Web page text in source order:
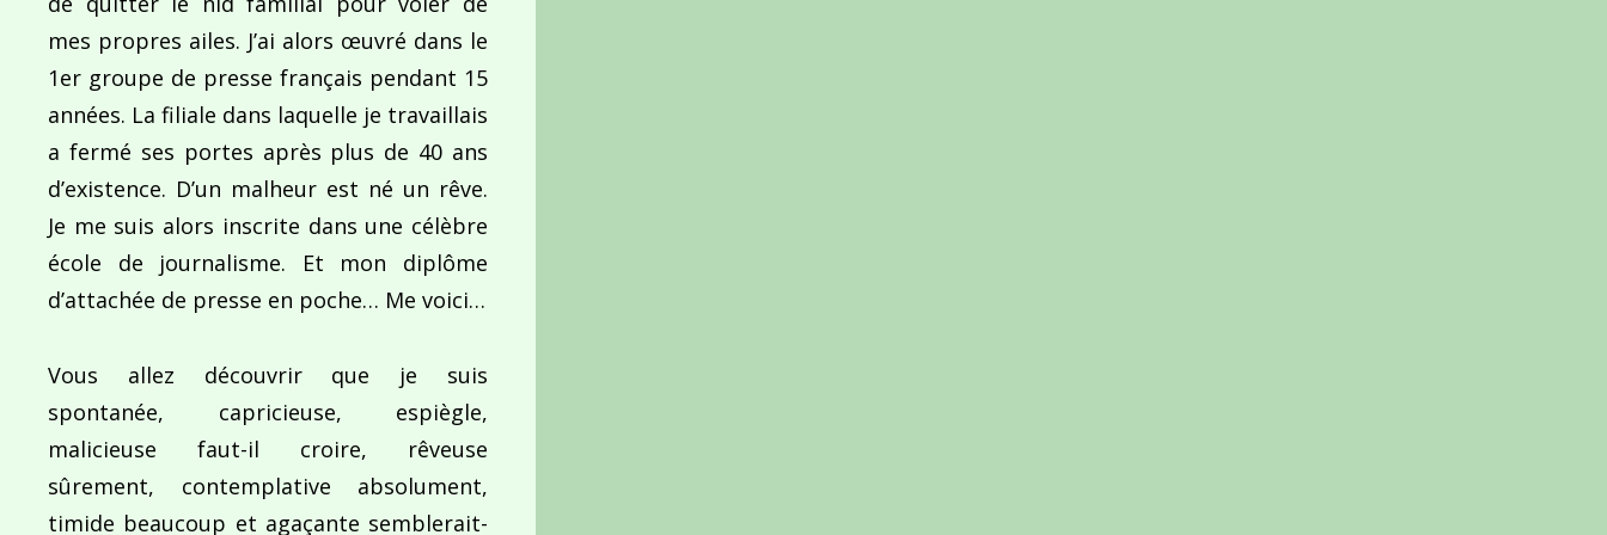
mes propres ailes. J’ai alors œuvré dans le
1er groupe de presse français pendant 15
années. La filiale dans laquelle je travaillais
a fermé ses portes après plus de 40 ans
d’existence. D’un malheur est né un rêve.
Je me suis alors inscrite dans une célèbre
école de journalisme. Et mon diplôme
d’attachée de presse en poche… Me voici…
Vous allez découvrir que je suis
spontanée, capricieuse, espiègle,
malicieuse faut-il croire, rêveuse
sûrement, contemplative absolument,
timide beaucoup et agaçante semblerait-